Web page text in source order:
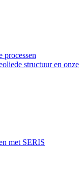
processen
structuur en onze
met SERIS